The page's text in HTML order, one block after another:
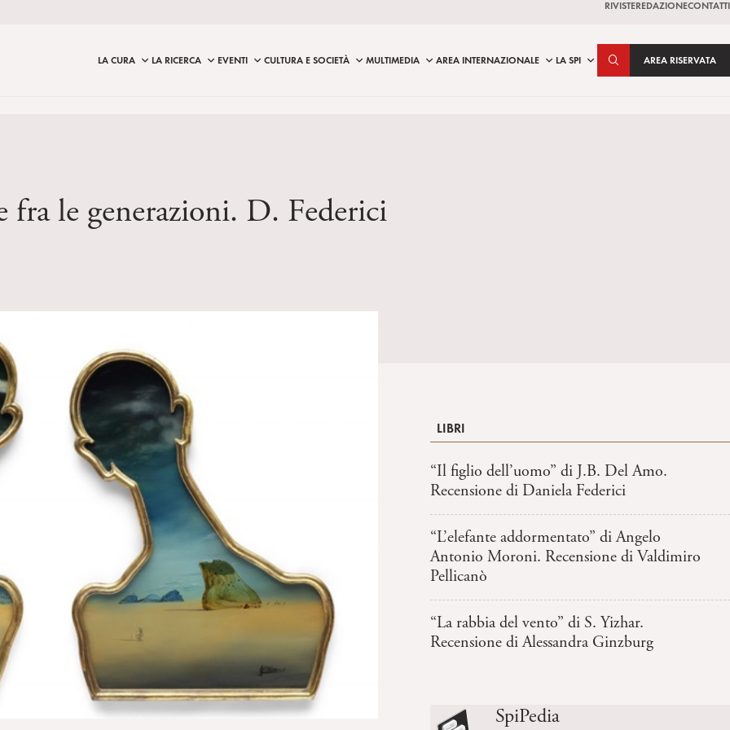
RIVISTEREDAZIONECONTATTI
LA CURA LA RICERCA EVENTI CULTURA E SOCIETÀ MULTIMEDIA AREA INTERNAZIONALE LA SPI AREA RISERVATA
fra le generazioni. D. Federici
LIBRI
“Il figlio dell’uomo” di J.B. Del Amo.
Recensione di Daniela Federici
“L’elefante addormentato” di Angelo
Antonio Moroni. Recensione di Valdimiro
Pellicanò
“La rabbia del vento” di S. Yizhar.
Recensione di Alessandra Ginzburg
SpiPedia